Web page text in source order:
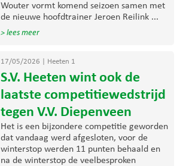
Wouter vormt komend seizoen samen met
de nieuwe hoofdtrainer Jeroen Reilink ...
> lees meer
17/05/2026 Heeten 1
S.V. Heeten wint ook de
laatste competitiewedstrijd
tegen V.V. Diepenveen
Het is een bijzondere competitie geworden
dat vandaag werd afgesloten, voor de
winterstop werden 11 punten behaald en
na de winterstop de veelbesproken